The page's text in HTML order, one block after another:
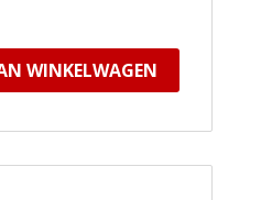
WINKELWAGEN